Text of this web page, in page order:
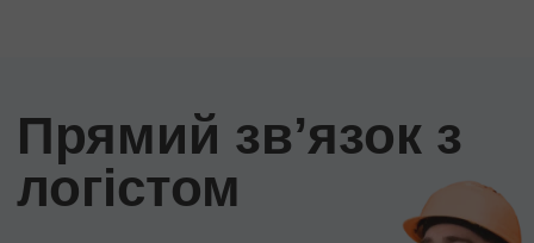
Прямий звʼязок з
логістом